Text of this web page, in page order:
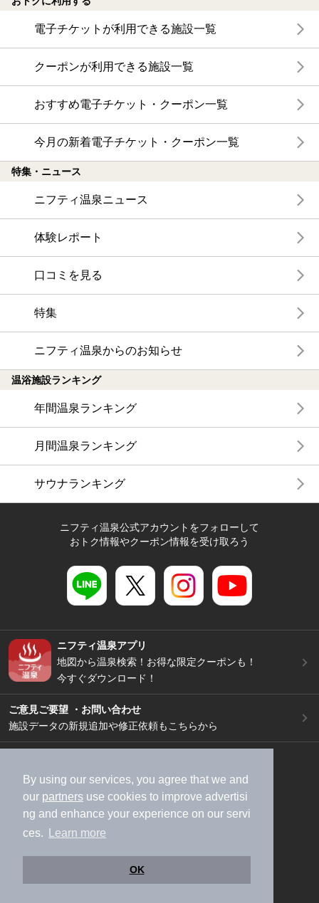
By using our services, you agree that we and
our partners use cookies to improve advertisi
ng and enhance your experience on our servi
ces.
Learn more
OK
電子チケットが利用できる施設一覧
クーポンが利用できる施設一覧
おすすめ電子チケット・クーポン一覧
今月の新着電子チケット・クーポン一覧
特集・ニュース
ニフティ温泉ニュース
体験レポート
口コミを見る
特集
ニフティ温泉からのお知らせ
温浴施設ランキング
年間温泉ランキング
月間温泉ランキング
サウナランキング
ニフティ温泉公式アカウントをフォローして
おトク情報やクーポン情報を受け取ろう
ニフティ温泉アプリ
地図から温泉検索！お得な限定クーポンも！
今すぐダウンロード！
ご意見ご要望 ・お問い合わせ
施設データの新規追加や修正依頼もこちらから
加盟店募集（資料請求）
広告出稿のご案内
利用規約
ライフスタイルMEMBERS+規約
特定商取引法に基づく表記
ヘルプ
採用情報
運営会社